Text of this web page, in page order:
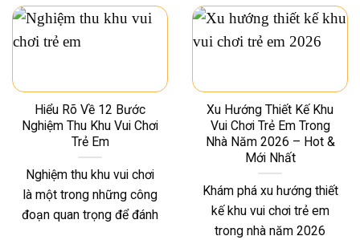
Hiểu Rõ Về 12 Bước
Nghiệm Thu Khu Vui Chơi
Trẻ Em
Nghiệm thu khu vui chơi
là một trong những công
đoạn quan trọng để đánh
Xu Hướng Thiết Kế Khu
Vui Chơi Trẻ Em Trong
Nhà Năm 2026 – Hot &
Mới Nhất
Khám phá xu hướng thiết
kế khu vui chơi trẻ em
trong nhà năm 2026